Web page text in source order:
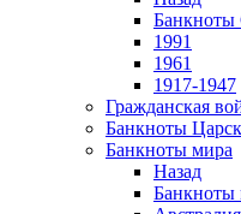
1991
1961
1917-1947
Гражданская
Банкноты
Банкноты мира
Назад
Банкноты